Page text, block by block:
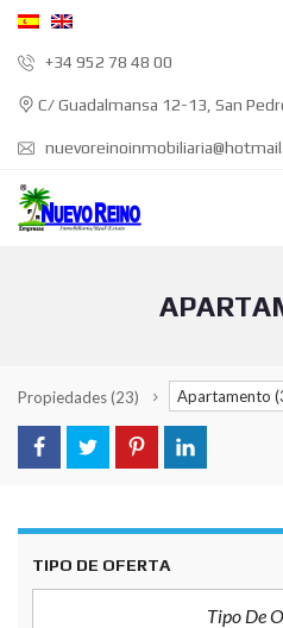
+34 952 78 48 00
C/ Guadalmansa 12-13, San
Propiedades(23) Apartamento
TIPO DE OFERTA
Tipo De